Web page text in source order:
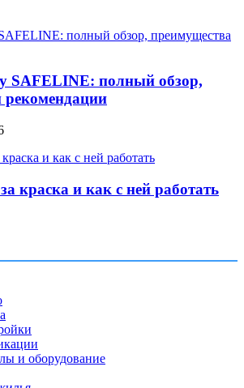
SAFELINE: полный обзор,
рекомендации
краска и как с ней работать
и оборудование